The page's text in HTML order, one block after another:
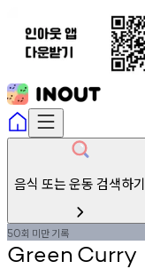
음식 또는 운동 검색하기
50회 미만기록
Green Curry